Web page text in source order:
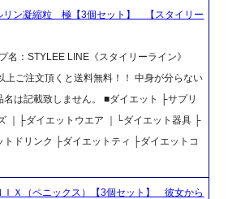
ン凝縮粒 極【3個セット】 【スタイリー
名：STYLEE LINE《スタイリーライン》
上ご注文頂くと送料無料！！ 中身が分らない
は記載致しません。 ■ダイエット ├サプリ
｜├ダイエットウエア ｜└ダイエット器具 ├
ドリンク ├ダイエットティ ├ダイエットコ
Ｘ（ペニックス）【3個セット】 彼女から